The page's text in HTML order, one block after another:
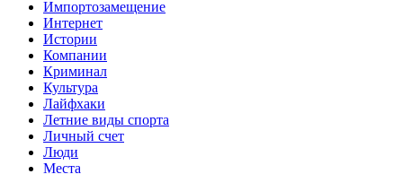
Импортозамещение
Интернет
Истории
Компании
Криминал
Культура
Лайфхаки
Летние виды спорта
Личный счет
Люди
Места